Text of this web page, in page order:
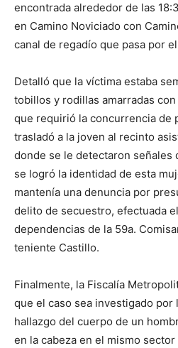
encontrada alrededor de las
en Camino Noviciado con
canal de regadío que pasa por
Detalló que la víctima estaba
tobillos y rodillas amarradas
que requirió la concurrencia de
trasladó a la joven al recinto
donde se le detectaron señales
se logró la identidad de esta
mantenía una denuncia por
delito de secuestro, efectuada
dependencias de la 59a.
teniente Castillo.
Finalmente, la Fiscalía
que el caso sea investigado por
hallazgo del cuerpo de un
en la cabeza en el mismo